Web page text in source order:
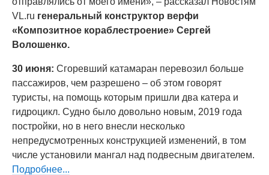
VL.ru генеральный конструктор верфи
«Композитное кораблестроение» Сергей
Волошенко.
30 июня: Сгоревший катамаран перевозил больше
пассажиров, чем разрешено – об этом говорят
туристы, на помощь которым пришли два катера и
гидроцикл. Судно было довольно новым, 2019 года
постройки, но в него внесли несколько
непредусмотренных конструкцией изменений, в том
числе установили мангал над подвесным двигателем.
Подробнее...